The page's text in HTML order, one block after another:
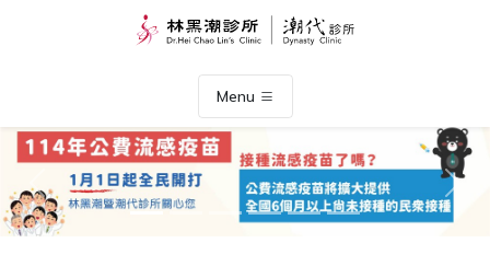
Menu
Previous